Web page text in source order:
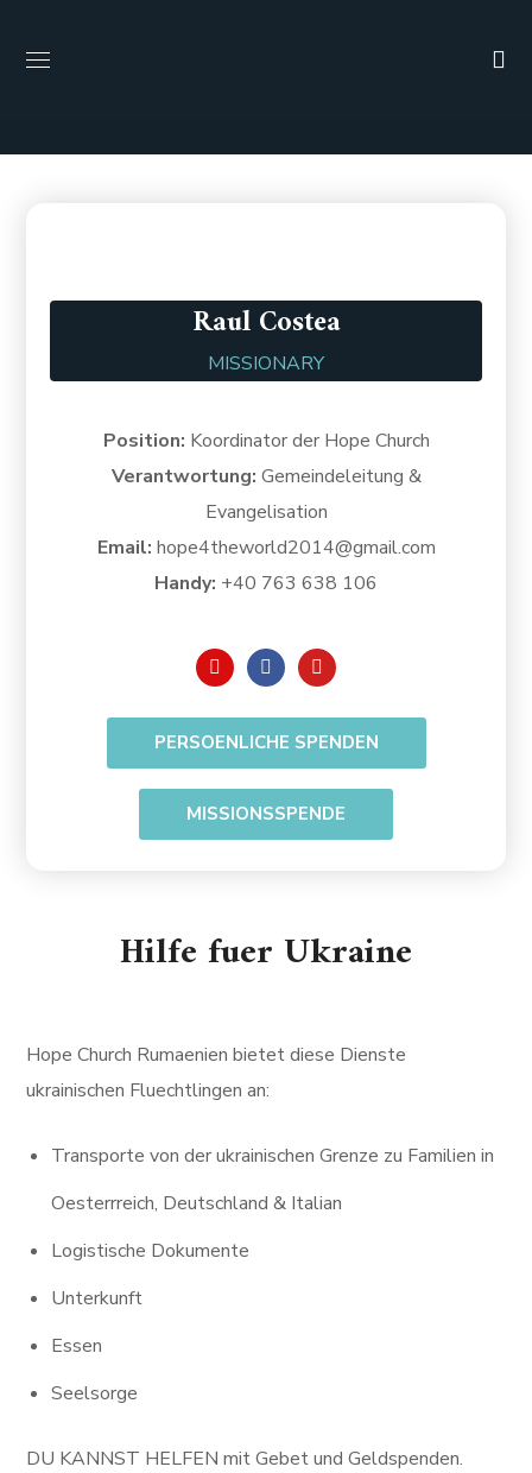
Raul Costea
MISSIONARY
Position: Koordinator der Hope Church
Verantwortung: Gemeindeleitung &
Evangelisation
Email: hope4theworld2014@gmail.com
Handy: +40 763 638 106
PERSOENLICHE SPENDEN
MISSIONSSPENDE
Hilfe fuer Ukraine
Hope Church Rumaenien bietet diese Dienste
ukrainischen Fluechtlingen an:
Transporte von der ukrainischen Grenze zu Familien in
Oesterrreich, Deutschland & Italian
Logistische Dokumente
Unterkunft
Essen
Seelsorge
DU KANNST HELFEN mit Gebet und Geldspenden.